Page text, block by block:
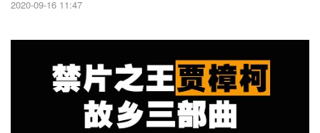
2020-09-16 11:47